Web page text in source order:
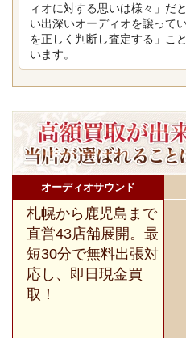
ィオに対する思いは様々」だ
い出深いオーディオを譲って
を正しく判断し査定する」こ
います。
オーディオサウンド
札幌から鹿児島まで
直営43店舗展開。最
短30分で無料出張対
応し、即日現金買
取！